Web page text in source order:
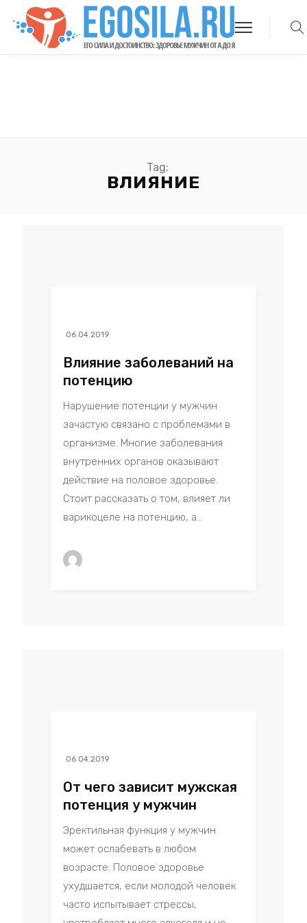
Tag:
ВЛИЯНИЕ
06.04.2019
Влияние заболеваний на
потенцию
Нарушение потенции у мужчин
зачастую связано с проблемами в
организме. Многие заболевания
внутренних органов оказывают
действие на половое здоровье.
Стоит рассказать о том, влияет ли
варикоцеле на потенцию, а...
06.04.2019
От чего зависит мужская
потенция у мужчин
Эректильная функция у мужчин
может ослабевать в любом
возрасте. Половое здоровье
ухудшается, если молодой человек
часто испытывает стрессы,